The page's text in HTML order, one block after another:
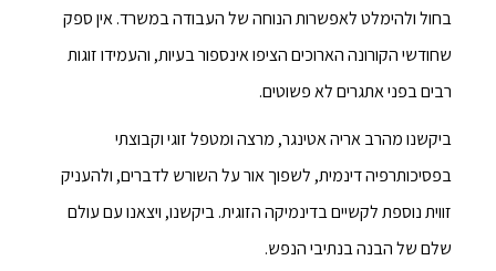
בחול ולהימלט לאפשרות הנוחה של העבודה במשרד. אין ספק
שחודשי הקורונה הארוכים הציפו אינספור בעיות, והעמידו זוגות
רבים בפני אתגרים לא פשוטים.
ביקשנו מהרב אריה אטינגר, מרצה ומטפל זוגי וקבוצתי
בפסיכותרפיה דינמית, לשפוך אור על השורש לדברים, ולהעניק
זווית נוספת לקשיים בדינמיקה הזוגית. ביקשנו, ויצאנו עם עולם
שלם של הבנה בנתיבי הנפש.